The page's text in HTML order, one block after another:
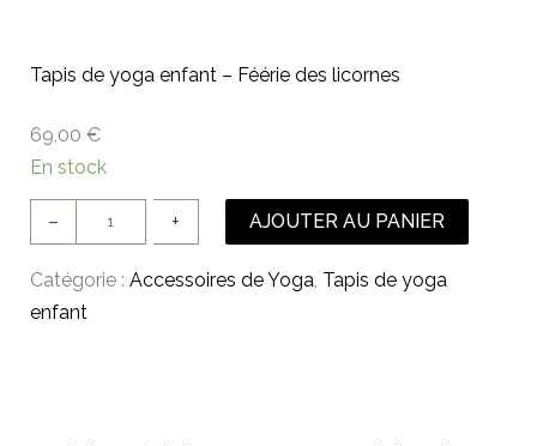
Tapis de yoga enfant – Féérie des licornes
69,00 €
En stock
–
q
u
+ AJOUTER AU PANIER
Catégorie : Accessoires de Yoga Tapis de yoga
enfant